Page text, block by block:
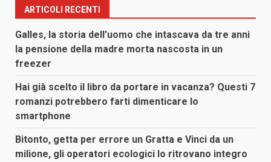
ARTICOLI RECENTI
Galles, la storia dell’uomo che intascava da tre anni
la pensione della madre morta nascosta in un
freezer
Hai già scelto il libro da portare in vacanza? Questi 7
romanzi potrebbero farti dimenticare lo
smartphone
Bitonto, getta per errore un Gratta e Vinci da un
milione, gli operatori ecologici lo ritrovano integro